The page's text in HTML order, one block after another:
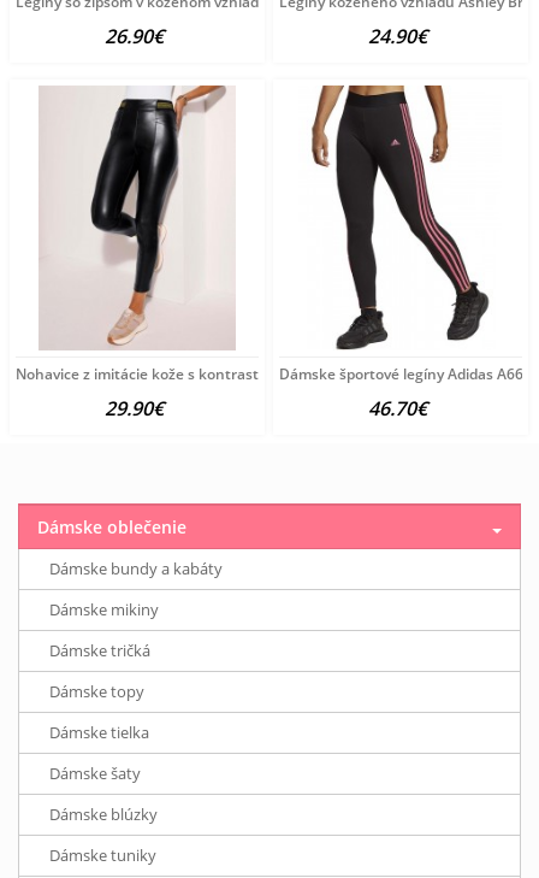
26.90€ 24.90€
Nohavice z imitácie kože s kontrastným pásom Witt Weiden,
29.90€
Dámske športové legíny Adidas A6660
46.70€
Dámske oblečenie
Dámske bundy a kabáty
Dámske mikiny
Dámske tričká
Dámske topy
Dámske tielka
Dámske šaty
Dámske blúzky
Dámske tuniky